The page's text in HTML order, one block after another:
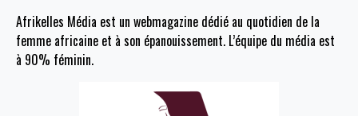
Afrikelles Média est un webmagazine dédié au quotidien de la
femme africaine et à son épanouissement. L’équipe du média est
à 90% féminin.